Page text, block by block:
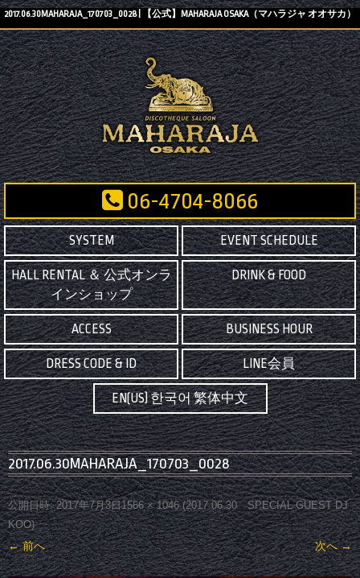
2017.06.30MAHARAJA_170703_0028 | 【公式】MAHARAJA OSAKA（マハラジャ オオサカ）
06-4704-8066
SYSTEM EVENT SCHEDULE
HALL RENTAL ＆ 公式オンラ
インショップ
DRINK & FOOD
ACCESS BUSINESS HOUR
DRESS CODE & ID LINE会員
EN(US) 한국어 繁体中文
2017.06.30MAHARAJA_170703_0028
公開日時: 2017年7月3日1566 × 1046(2017.06.30 SPECIAL GUEST DJ
KOO)
← 前へ 次へ →